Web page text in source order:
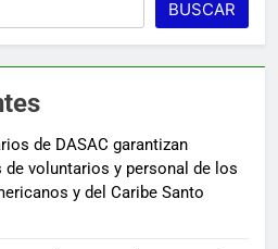
BUSCAR
de DASAC garantizan
voluntarios y personal de los
y del Caribe Santo